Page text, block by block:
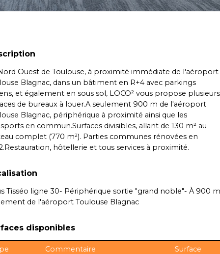
Ouest de Toulouse, à proximité immédiate de l'aéroport
Blagnac, dans un bâtiment en R+4 avec parkings
et également en sous sol, LOCO² vous propose plusieurs
de bureaux à louer.A seulement 900 m de l'aéroport
Blagnac, périphérique à proximité ainsi que les
en commun.Surfaces divisibles, allant de 130 m² au
complet (770 m²). Parties communes rénovées en
hôtellerie et tous services à proximité.
Tisséo ligne 30- Périphérique sortie "grand noble"- À 900 m
de l'aéroport Toulouse Blagnac
disponibles
Commentaire
Surface